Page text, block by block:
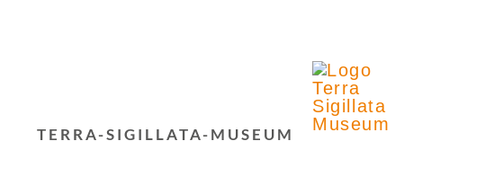
TERRA-SIGILLATA-MUSEUM